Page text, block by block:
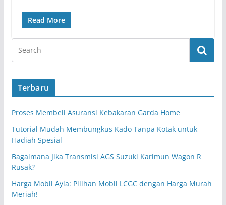
Read More
Terbaru
Proses Membeli Asuransi Kebakaran Garda Home
Tutorial Mudah Membungkus Kado Tanpa Kotak untuk
Hadiah Spesial
Bagaimana Jika Transmisi AGS Suzuki Karimun Wagon R
Rusak?
Harga Mobil Ayla: Pilihan Mobil LCGC dengan Harga Murah
Meriah!